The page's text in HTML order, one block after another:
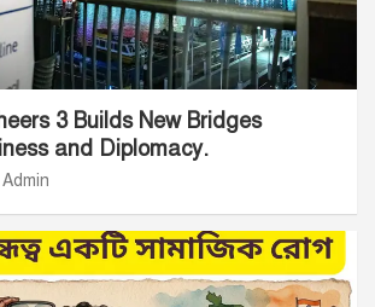
3 Builds New Bridges
and Diplomacy.
Admin